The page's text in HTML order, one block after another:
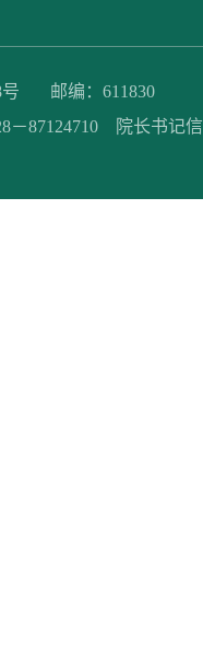
号 邮编：611830
87124710 院长书记信